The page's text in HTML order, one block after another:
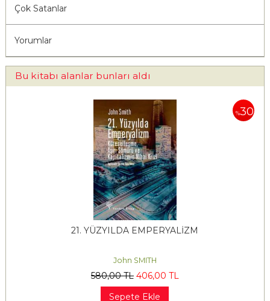
Çok Satanlar
Yorumlar
Bu kitabı alanlar bunları aldı
%30
21. YÜZYILDA EMPERYALİZM
John SMITH
580,00TL 406,00 TL
Sepete Ekle